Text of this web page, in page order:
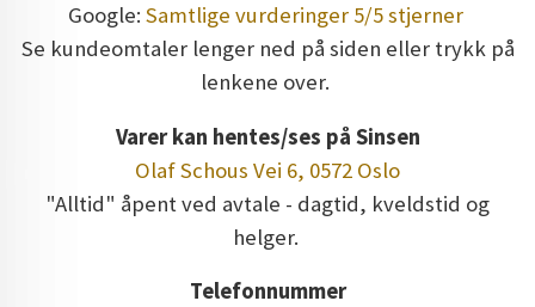
Google: Samtlige vurderinger 5/5 stjerner
Se kundeomtaler lenger ned på siden eller trykk på
lenkene over.
Varer kan hentes/ses på Sinsen
Olaf Schous Vei 6, 0572 Oslo
"Alltid" åpent ved avtale - dagtid, kveldstid og
helger.
Telefonnummer